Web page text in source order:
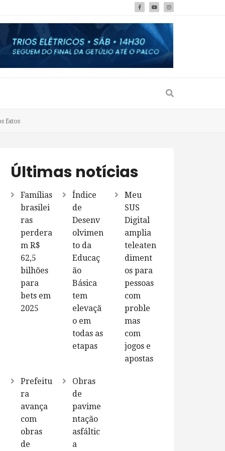
fatos
Últimas notícias
Famílias
brasilei
ras
perdera
m R$
62,5
bilhões
para
bets em
2025
Índice
de
Desenv
olvimen
to da
Educaç
ão
Básica
tem
elevaçã
o em
todas as
etapas
Meu
SUS
Digital
amplia
teleaten
diment
os para
pessoas
com
proble
mas
com
jogos e
apostas
Prefeitu
ra
avança
com
obras
de
Obras
de
pavime
ntação
asfáltic
a